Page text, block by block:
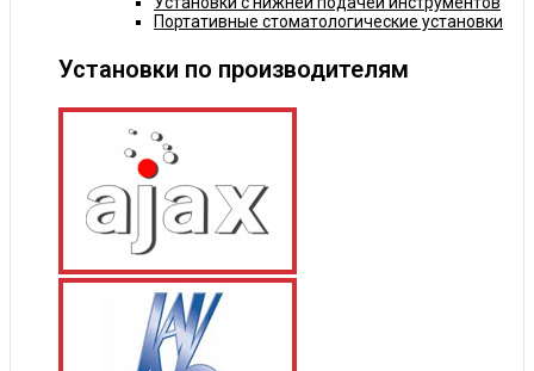
Портативные стоматологические установки
Установки по производителям